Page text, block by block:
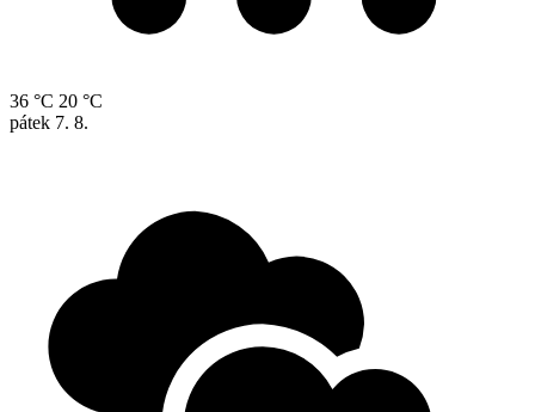
36 °C 20 °C
pátek 7. 8.